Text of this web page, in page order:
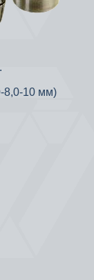
8,0-10 мм)